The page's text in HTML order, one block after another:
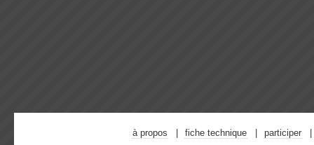
à propos fiche technique participer